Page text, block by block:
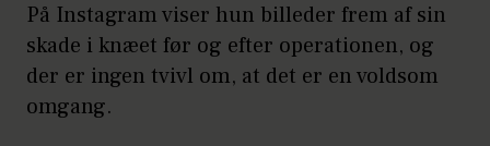
På Instagram viser hun billeder frem af sin
skade i knæet før og efter operationen, og
der er ingen tvivl om, at det er en voldsom
omgang.